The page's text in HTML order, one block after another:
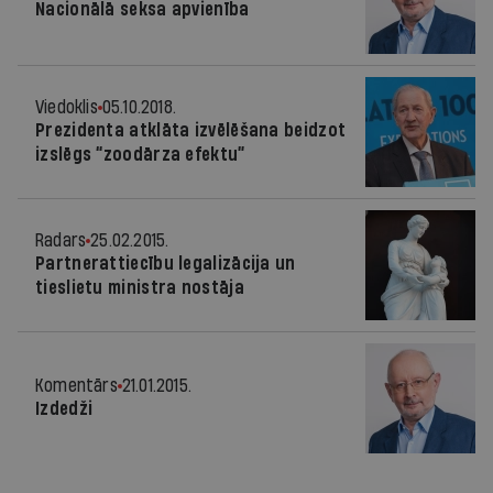
Nacionālā seksa apvienība
Viedoklis 05.10.2018.
Prezidenta atklāta izvēlēšana beidzot
izslēgs “zoodārza efektu”
Radars 25.02.2015.
Partnerattiecību legalizācija un
tieslietu ministra nostāja
Komentārs 21.01.2015.
Izdedži